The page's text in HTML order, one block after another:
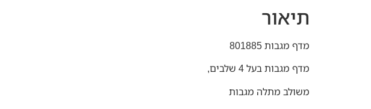
תיאור
מדף מגבות 801885
מדף מגבות בעל 4 שלבים,
משולב מתלה מגבות